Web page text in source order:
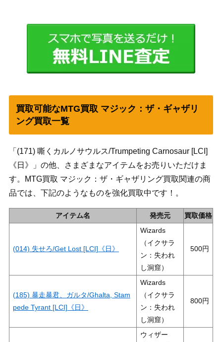
買取可能なMTG買取 マジック：ザ・ギャザリ
ング買取一覧
「(171) 嘶くカルノサウルス/Trumpeting Carnosaur [LCI]
《日》」の他、さまざまなアイテムをお売りいただけま
す。MTG買取 マジック：ザ・ギャザリング買取関連の商
品では、下記のようなものを強化買取中です！。
アイテム名 発売元 買取価格
(014) 失せろ/Get Lost [LCI]《日》
Wizards
（イクサラ
ン：失われ
し洞窟）
500
(185) 暴走暴君、ガルタ/Ghalta, Stam
pede Tyrant [LCI]《日》
Wizards
（イクサラ
ン：失われ
し洞窟）
800
ウィザー